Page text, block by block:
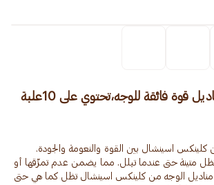
قوة فائقة للوجه،تحتوي على 10علبة
تظل متينة حتى عندما تبلل. مما يضمن عدم تمزّقها أو
مناديل الوجه من كلينكس اسينشال تظل كما هي حتى